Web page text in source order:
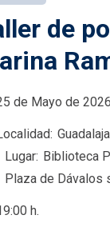
de
de Mayo de
Lugar Biblioteca
Plaza de Dávalos
h.